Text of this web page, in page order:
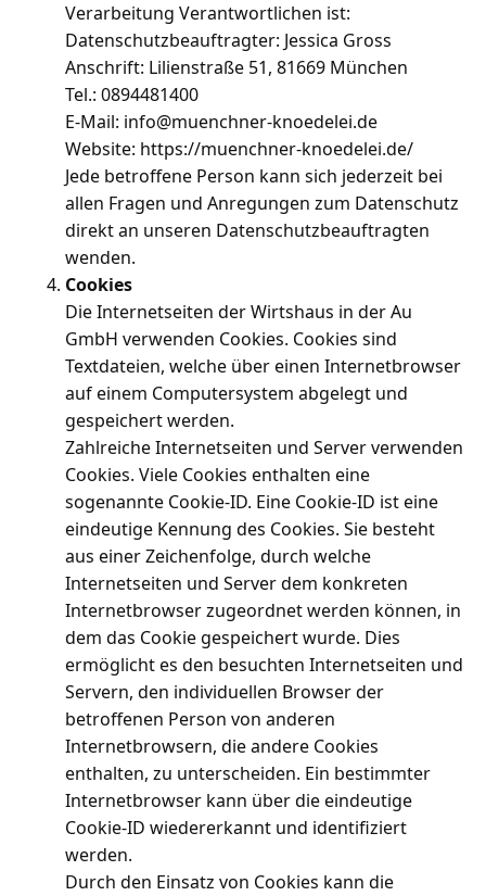
Verarbeitung Verantwortlichen ist:
Datenschutzbeauftragter: Jessica Gross
Anschrift: Lilienstraße 51, 81669 München
Tel.: 0894481400
E-Mail: info@muenchner-knoedelei.de
Website: https://muenchner-knoedelei.de/
Jede betroffene Person kann sich jederzeit bei
allen Fragen und Anregungen zum Datenschutz
direkt an unseren Datenschutzbeauftragten
wenden.
Cookies
Die Internetseiten der Wirtshaus in der Au
GmbH verwenden Cookies. Cookies sind
Textdateien, welche über einen Internetbrowser
auf einem Computersystem abgelegt und
gespeichert werden.
Zahlreiche Internetseiten und Server verwenden
Cookies. Viele Cookies enthalten eine
sogenannte Cookie-ID. Eine Cookie-ID ist eine
eindeutige Kennung des Cookies. Sie besteht
aus einer Zeichenfolge, durch welche
Internetseiten und Server dem konkreten
Internetbrowser zugeordnet werden können, in
dem das Cookie gespeichert wurde. Dies
ermöglicht es den besuchten Internetseiten und
Servern, den individuellen Browser der
betroffenen Person von anderen
Internetbrowsern, die andere Cookies
enthalten, zu unterscheiden. Ein bestimmter
Internetbrowser kann über die eindeutige
Cookie-ID wiedererkannt und identifiziert
werden.
Durch den Einsatz von Cookies kann die